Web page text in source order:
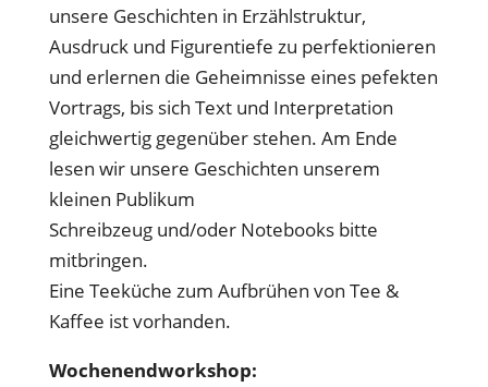
unsere Geschichten in Erzählstruktur,
Ausdruck und Figurentiefe zu perfektionieren
und erlernen die Geheimnisse eines pefekten
Vortrags, bis sich Text und Interpretation
gleichwertig gegenüber stehen. Am Ende
lesen wir unsere Geschichten unserem
kleinen Publikum
Schreibzeug und/oder Notebooks bitte
mitbringen.
Eine Teeküche zum Aufbrühen von Tee &
Kaffee ist vorhanden.
Wochenendworkshop: